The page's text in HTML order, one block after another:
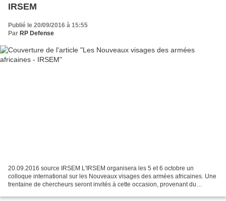
IRSEM
Publié le 20/09/2016 à 15:55
Par RP Defense
20.09.2016 source IRSEM L'IRSEM organisera les 5 et 6 octobre un
colloque international sur les Nouveaux visages des armées africaines. Une
trentaine de chercheurs seront invités à cette occasion, provenant du